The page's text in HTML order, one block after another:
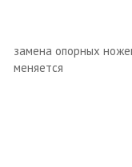
замена опорных
меняется